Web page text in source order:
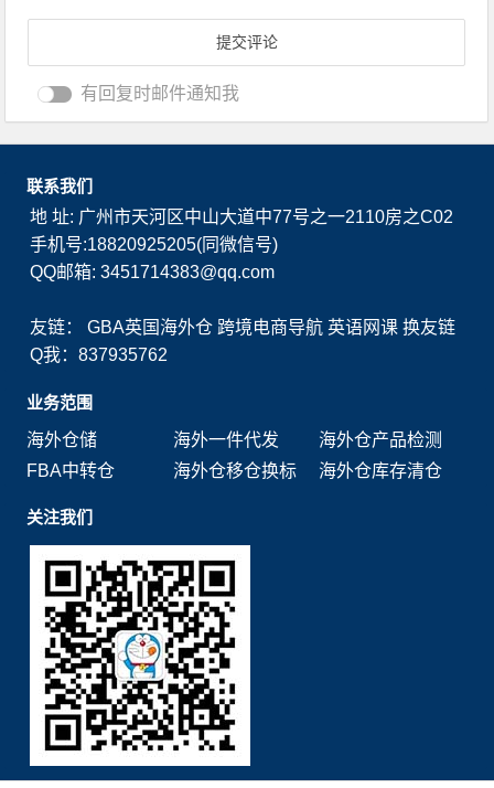
有回复时邮件通知我
联系我们
地 址: 广州市天河区中山大道中77号之一2110房之C02
手机号:18820925205(同微信号)
QQ邮箱: 3451714383@qq.com
友链：GBA英国海外仓 跨境电商导航 英语网课 换友链
Q我：837935762
业务范围
海外仓储
海外一件代发
海外仓产品检测
FBA中转仓
海外仓移仓换标 海外仓库存清仓
关注我们